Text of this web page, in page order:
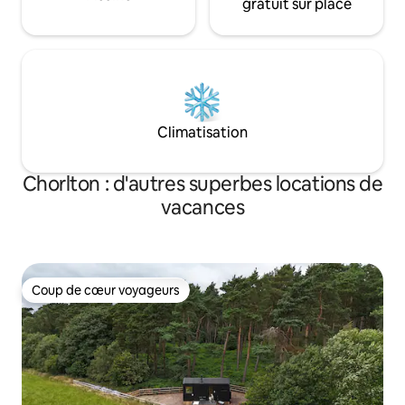
Climatisation
Chorlton : d'autres superbes locations de
vacances
Coup de cœur voyageurs
Coup de cœur voyageurs